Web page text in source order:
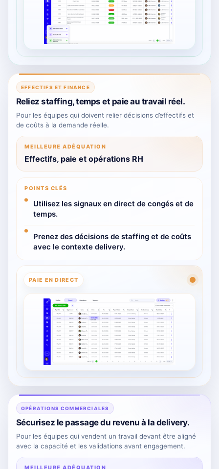
EFFECTIFS ET FINANCE
Reliez staffing, temps et paie au travail réel.
Pour les équipes qui doivent relier décisions d’effectifs et
de coûts à la demande réelle.
MEILLEURE ADÉQUATION
Effectifs, paie et opérations RH
POINTS CLÉS
Utilisez les signaux en direct de congés et de
temps.
Prenez des décisions de staffing et de coûts
avec le contexte delivery.
PAIE EN DIRECT
OPÉRATIONS COMMERCIALES
Sécurisez le passage du revenu à la delivery.
Pour les équipes qui vendent un travail devant être aligné
avec la capacité et les validations avant engagement.
MEILLEURE ADÉQUATION